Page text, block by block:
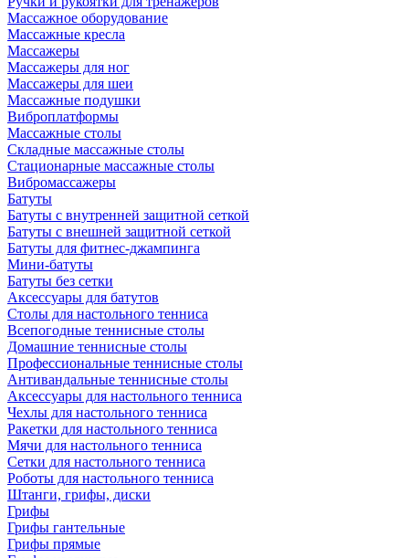
Массажное оборудование
Массажные кресла
Массажеры
Массажеры для ног
Массажеры для шеи
Массажные подушки
Виброплатформы
Массажные столы
Складные массажные столы
Стационарные массажные столы
Вибромассажеры
Батуты
Батуты с внутренней защитной сеткой
Батуты с внешней защитной сеткой
Батуты для фитнес-джампинга
Мини-батуты
Батуты без сетки
Аксессуары для батутов
Столы для настольного тенниса
Всепогодные теннисные столы
Домашние теннисные столы
Профессиональные теннисные столы
Антивандальные теннисные столы
Аксессуары для настольного тенниса
Чехлы для настольного тенниса
Ракетки для настольного тенниса
Мячи для настольного тенниса
Сетки для настольного тенниса
Роботы для настольного тенниса
Штанги, грифы, диски
Грифы
Грифы гантельные
Грифы прямые